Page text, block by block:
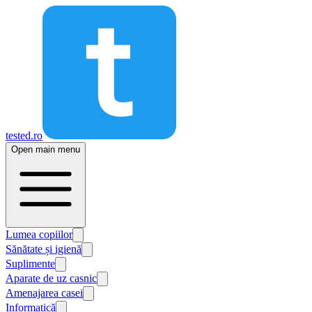
tested.ro
Open main menu
Lumea copiilor
Sănătate și igienă
Suplimente
Aparate de uz casnic
Amenajarea casei
Informatică